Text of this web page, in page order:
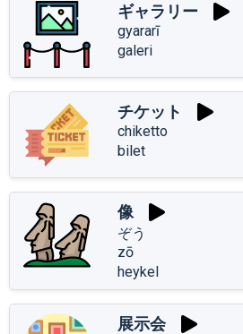
ギャラリー
gyararī
galeri
チケット
chiketto
bilet
像
ぞう
zō
heykel
展示会